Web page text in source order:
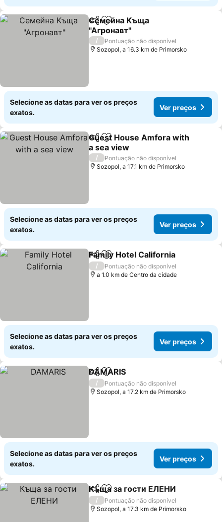
PartilharAdicionar aos favoritos
Семейна Къща
"Агронавт"
/
Pontuação não disponível
Sozopol, a 16.3 km de Primorsko
Selecione as datas para ver os preços
exatos.
Ver preços
PartilharAdicionar aos favoritos
Guest House Amfora with
a sea view
/
Pontuação não disponível
Sozopol, a 17.1 km de Primorsko
Selecione as datas para ver os preços
exatos.
Ver preços
PartilharAdicionar aos favoritos
Family Hotel California
/
Pontuação não disponível
a 1.0 km de Centro da cidade
Selecione as datas para ver os preços
exatos.
Ver preços
PartilharAdicionar aos favoritos
DAMARIS
/
Pontuação não disponível
Sozopol, a 17.2 km de Primorsko
Selecione as datas para ver os preços
exatos.
Ver preços
PartilharAdicionar aos favoritos
Къща за гости ЕЛЕНИ
/
Pontuação não disponível
Sozopol, a 17.3 km de Primorsko